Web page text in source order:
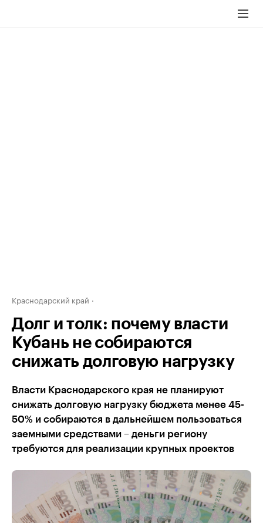
Краснодарский край
Долг и толк: почему власти
Кубань не собираются
снижать долговую нагрузку
Власти Краснодарского края не планируют
снижать долговую нагрузку бюджета менее 45-
50% и собираются в дальнейшем пользоваться
заемными средствами – деньги региону
требуются для реализации крупных проектов